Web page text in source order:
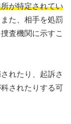
が特定されてい
また、相手を処罰
査機関に示すこ
れたり、起訴さ
されたりする可